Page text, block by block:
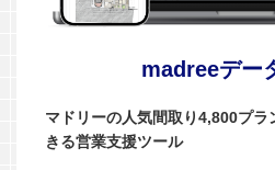
madreeデー
マドリーの人気間取り4,800プラ
きる営業支援ツール